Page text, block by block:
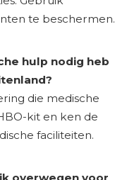
te beschermen.
hulp nodig heb
die medische
kit en ken de
faciliteiten.